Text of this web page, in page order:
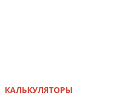
КАЛЬКУЛЯТОРЫ